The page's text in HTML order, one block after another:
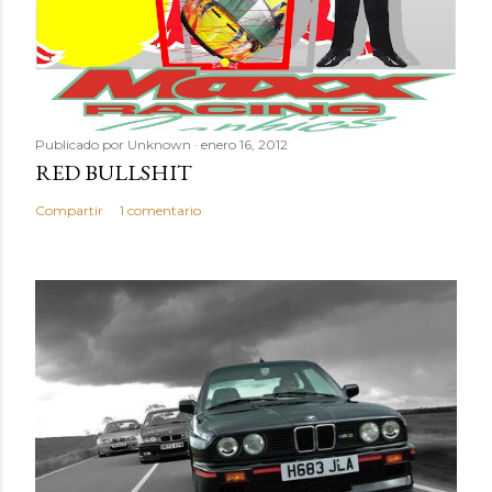
n
r
i
Publicado por Unknown enero 16, 2012
RED BULLSHIT
Compartir 1 comentario